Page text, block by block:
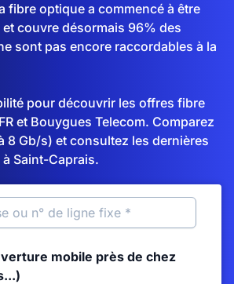
fibre optique a commencé à être
couvre désormais 96% des
sont pas encore raccordables à la
pour découvrir les offres fibre
et Bouygues Telecom. Comparez
8 Gb/s) et consultez les dernières
Saint-Caprais.
mobile près de chez